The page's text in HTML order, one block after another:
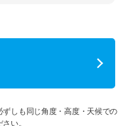
しも同じ角度・高度・天候での
い。